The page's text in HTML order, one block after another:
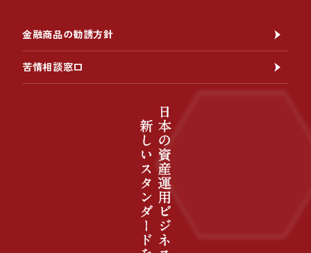
金融商品の勧誘方針
苦情相談窓口